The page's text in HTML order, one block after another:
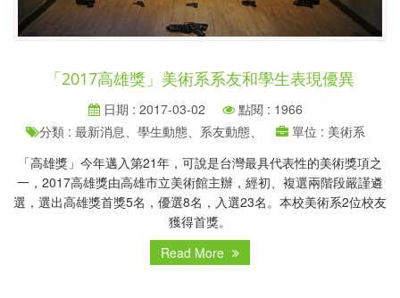
「2017高雄獎」美術系系友和學生表現優異
日期 : 2017-03-02
點閱 : 1966
分類 : 最新消息、學生動態、系友動態、
單位 : 美術系
「高雄獎」今年邁入第21年，可說是台灣最具代表性的美術獎項之
一，2017高雄獎由高雄市立美術館主辦，經初、複選兩階段嚴謹遴
選，選出高雄獎首獎5名，優選8名，入選23名。本校美術系2位校友
獲得首獎。
Read More